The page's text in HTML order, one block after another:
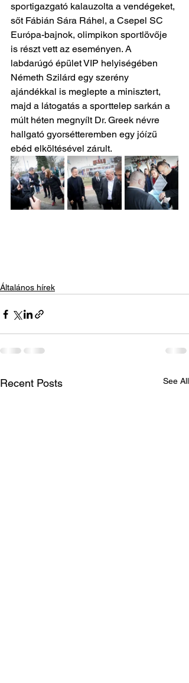
sportigazgató kalauzolta a vendégeket,
sőt Fábián Sára Ráhel, a Csepel SC
Európa-bajnok, olimpikon sportlövője
is részt vett az eseményen. A
labdarúgó épület VIP helyiségében
Németh Szilárd egy szerény
ajándékkal is meglepte a minisztert,
majd a látogatás a sporttelep sarkán a
múlt héten megnyílt Dr. Greek névre
hallgató gyorsétteremben egy jóízű
ebéd elköltésével zárult.
Általános hírek
Recent Posts See All